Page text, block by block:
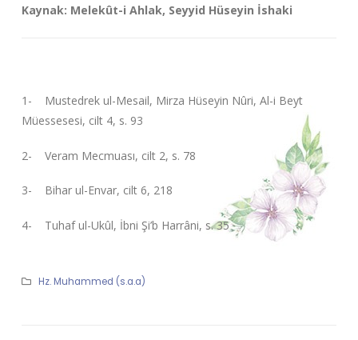
Kaynak: Melekût-i Ahlak, Seyyid Hüseyin İshaki
1- Mustedrek ul-Mesail, Mirza Hüseyin Nûri, Al-i Beyt
Müessesesi, cilt 4, s. 93
2- Veram Mecmuası, cilt 2, s. 78
3- Bihar ul-Envar, cilt 6, 218
4- Tuhaf ul-Ukûl, İbni Şi’b Harrâni, s. 35
Hz. Muhammed (s.a.a)